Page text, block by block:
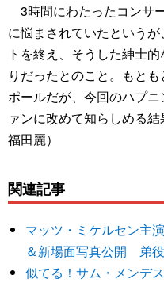
3時間にわたったコンサ
に悩まされていたという
トを終え、そうした紳士
りだったとのこと。もと
ポールだが、今回のハプ
ァンに改めて知らしめる
福田麗）
関連記事
マッツ・ミケルセン主
＆新場面写真公開 弟
似てる！サム・メンデ